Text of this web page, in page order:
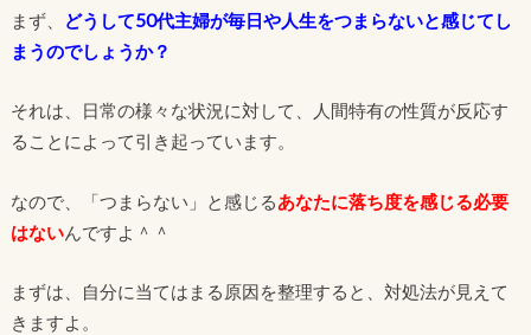
まず、
どうして50代主婦が毎日や人生をつまらないと感じてし
まうのでしょうか？
それは、日常の様々な状況に対して、人間特有の性質が反応す
ることによって引き起っています。
なので、「つまらない」と感じるあなたに落ち度を感じる必要
はないんですよ＾＾
まずは、自分に当てはまる原因を整理すると、対処法が見えて
きますよ。